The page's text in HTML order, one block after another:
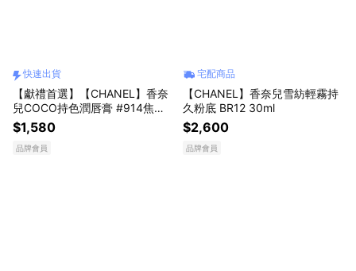
快速出貨
【獻禮首選】【CHANEL】香奈
兒COCO持色潤唇膏 #914焦糖
3g[快速出貨]
$1,580
品牌會員
宅配商品
【CHANEL】香奈兒雪紡輕霧持
久粉底 BR12 30ml
$2,600
品牌會員